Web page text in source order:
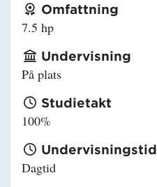
Omfattning
7.5 hp
Undervisning
På plats
Studietakt
100%
Undervisningstid
Dagtid